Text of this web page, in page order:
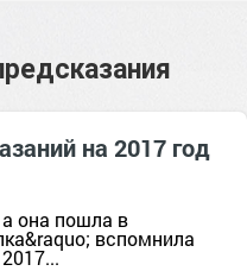
на 2017 год
а она пошла в
вспомнила